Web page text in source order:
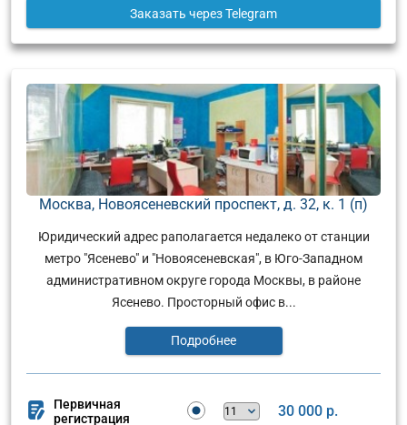
Заказать через Telegram
Москва, Новоясеневский проспект, д. 32, к. 1 (п)
Юридический адрес раполагается недалеко от станции
метро "Ясенево" и "Новоясеневская", в Юго-Западном
административном округе города Москвы, в районе
Ясенево. Просторный офис в...
Подробнее
Первичная
регистрация
30 000 р.